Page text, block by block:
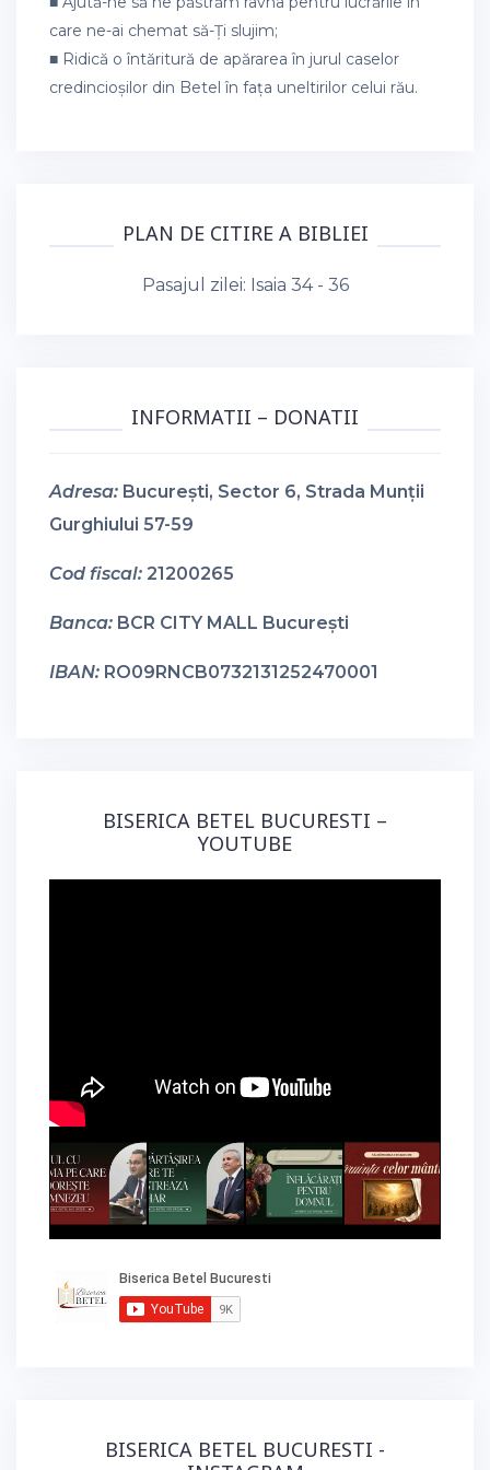
care ne-ai chemat să-Ți slujim;
■ Ridică o întăritură de apărarea în jurul caselor
credincioșilor din Betel în fața uneltirilor celui rău.
PLAN DE CITIRE A BIBLIEI
Pasajul zilei: Isaia 34 - 36
INFORMATII – DONATII
Adresa: București, Sector 6, Strada Munții
Gurghiului 57-59
Cod fiscal: 21200265
Banca: BCR CITY MALL București
IBAN: RO09RNCB0732131252470001
BISERICA BETEL BUCURESTI –
YOUTUBE
BISERICA BETEL BUCURESTI -